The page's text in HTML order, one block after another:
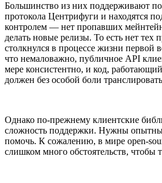
Большинство из них поддерживают
протокола Центрифуги и находятся
контролем — нет пропавших
делать новые релизы. То есть нет тех
столкнулся в процессе жизни первой
что немаловажно, публичное API
мере консистентно, и код,
должен без особой боли
Однако по-прежнему клиентские
сложность поддержки. Нужны
помочь. К сожалению, в мире open-
слишком много обстоятельств, чтобы